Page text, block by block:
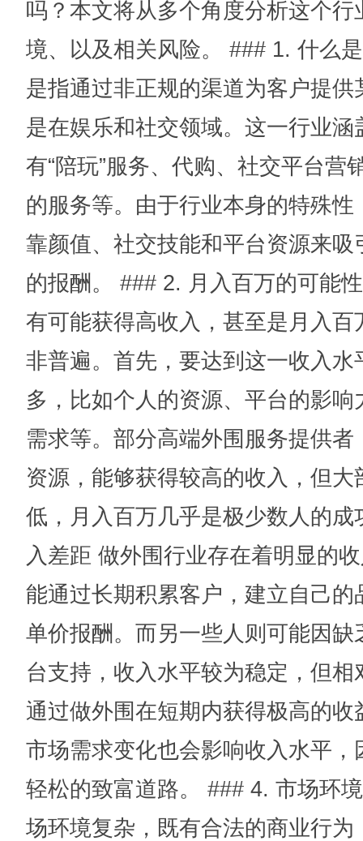
吗？本文将从多个角度分析这个
境、以及相关风险。 ### 1. 什么
是指通过非正规的渠道为客户提
是在娱乐和社交领域。这一行业
有“陪玩”服务、代购、社交平台营
的服务等。由于行业本身的特殊
靠颜值、社交技能和平台资源来
的报酬。 ### 2. 月入百万的可能
有可能获得高收入，甚至是月入
非普遍。首先，要达到这一收入
多，比如个人的资源、平台的影
需求等。部分高端外围服务提供
资源，能够获得较高的收入，但
低，月入百万几乎是极少数人的
入差距 做外围行业存在着明显的
能通过长期积累客户，建立自己
单价报酬。而另一些人则可能因
台支持，收入水平较为稳定，但
通过做外围在短期内获得极高的
市场需求变化也会影响收入水平
轻松的致富道路。 ### 4. 市场环
场环境复杂，既有合法的商业行